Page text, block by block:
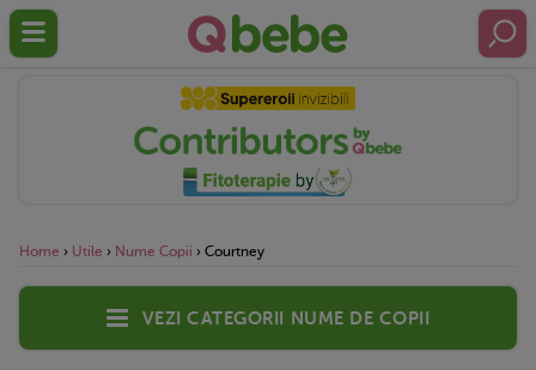
Home › Utile › Nume Copii › Courtney
Vezi categorii nume de copii